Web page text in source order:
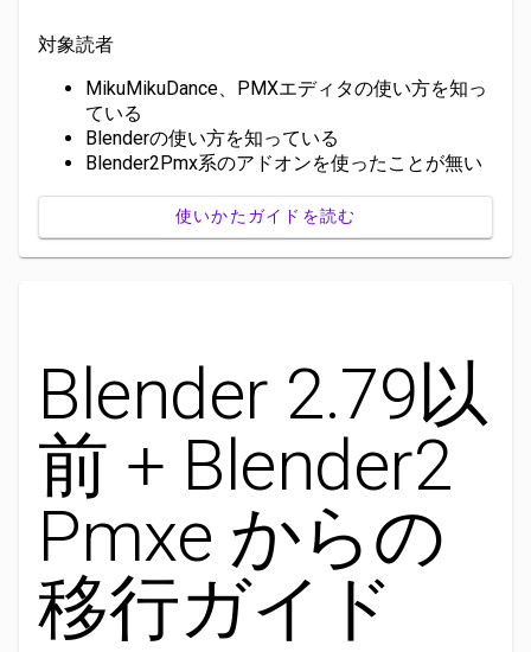
対象読者
MikuMikuDance、PMXエディタの使い方を知っ
ている
Blenderの使い方を知っている
Blender2Pmx系のアドオンを使ったことが無い
使いかたガイドを読む
Blender 2.79以
前 + Blender2
Pmxe からの
移行ガイド